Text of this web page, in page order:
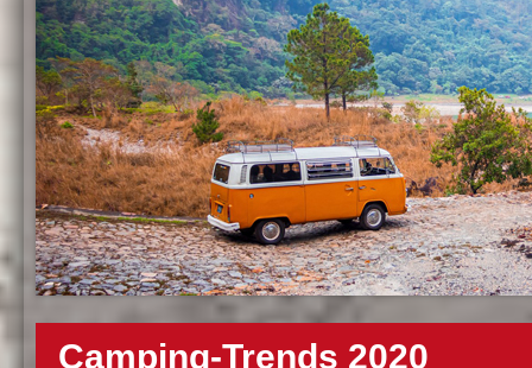
Camping-Trends 2020